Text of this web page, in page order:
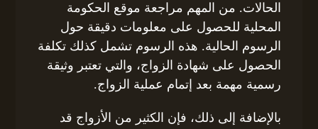
الحالات. من المهم مراجعة موقع الحكومة
المحلية للحصول على معلومات دقيقة حول
الرسوم الحالية. هذه الرسوم تشمل كذلك تكلفة
الحصول على شهادة الزواج، والتي تعتبر وثيقة
رسمية مهمة بعد إتمام عملية الزواج.
بالإضافة إلى ذلك، فإن الكثير من الأزواج قد